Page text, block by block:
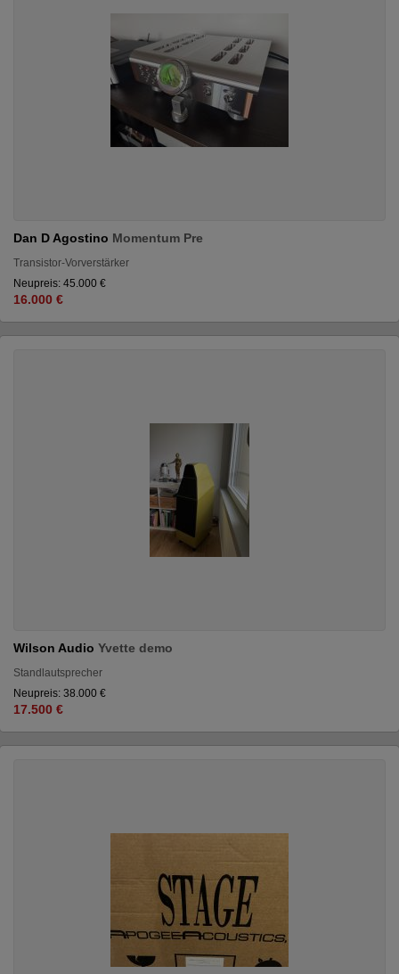
Dan D Agostino Momentum Pre
Transistor-Vorverstärker
Neupreis: 45.000 €
16.000 €
Wilson Audio Yvette demo
Standlautsprecher
Neupreis: 38.000 €
17.500 €